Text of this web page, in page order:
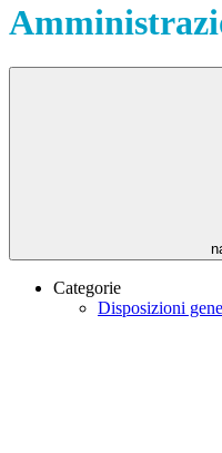
Categorie
Disposizioni